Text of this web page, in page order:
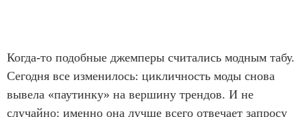
Когда-то подобные джемперы считались модным табу.
Сегодня все изменилось: цикличность моды снова
вывела «паутинку» на вершину трендов. И не
случайно: именно она лучше всего отвечает запросу